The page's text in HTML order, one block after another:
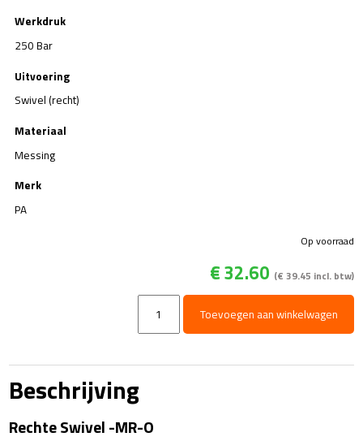
Werkdruk
250 Bar
Uitvoering
Swivel (recht)
Materiaal
Messing
Merk
PA
€32.60 (€ 39.45 incl. btw)
Op voorraad
Swivel
-
aantal
Toevoegen aan winkelwagen
Beschrijving
Rechte Swivel -MR-O